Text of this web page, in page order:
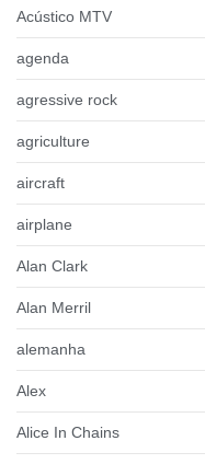
Acústico MTV
agenda
agressive rock
agriculture
aircraft
airplane
Alan Clark
Alan Merril
alemanha
Alex
Alice In Chains